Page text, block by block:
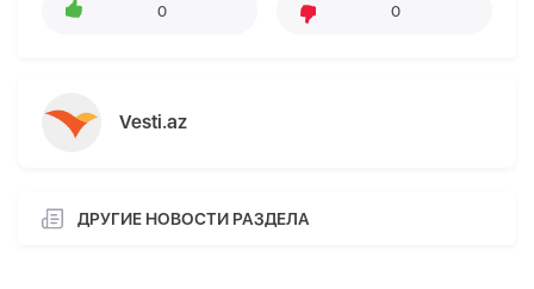
0 0
Vesti.az
ДРУГИЕ НОВОСТИ РАЗДЕЛА